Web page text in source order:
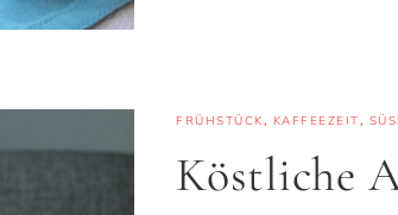
FRÜHSTÜCK, KAFFEEZEIT,
Köstliche